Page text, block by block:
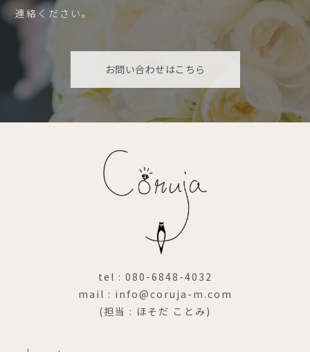
連絡ください。
お問い合わせはこちら
tel : 080-6848-4032
mail : info@coruja-m.com
(担当 : ほそだ ことみ)